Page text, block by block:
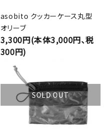
asobito クッカーケース丸型
オリーブ
3,300円(本体3,000円、税
300円)
SOLD OUT